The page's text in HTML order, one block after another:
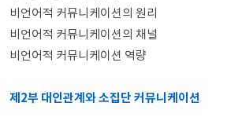
비언어적 커뮤니케이션의 원리
비언어적 커뮤니케이션의 채널
비언어적 커뮤니케이션 역량
제2부 대인관계와 소집단 커뮤니케이션